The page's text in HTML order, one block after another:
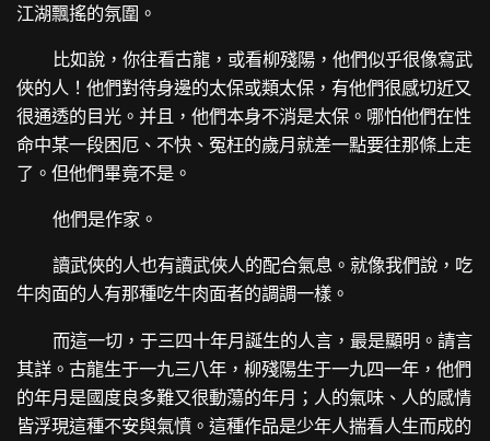
江湖飄搖的氛圍。
比如說，你往看古龍，或看柳殘陽，他們似乎很像寫武
俠的人！他們對待身邊的太保或類太保，有他們很感切近又
很通透的目光。并且，他們本身不消是太保。哪怕他們在性
命中某一段困厄、不快、冤枉的歲月就差一點要往那條上走
了。但他們畢竟不是。
他們是作家。
讀武俠的人也有讀武俠人的配合氣息。就像我們說，吃
牛肉面的人有那種吃牛肉面者的調調一樣。
而這一切，于三四十年月誕生的人言，最是顯明。請言
其詳。古龍生于一九三八年，柳殘陽生于一九四一年，他們
的年月是國度良多難又很動蕩的年月；人的氣味、人的感情
皆浮現這種不安與氣憤。這種作品是少年人揣看人生而成的